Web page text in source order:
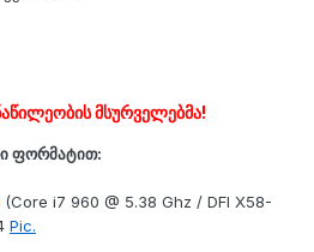
მსურველებმა!
ფორმატით:
(Core i7 960 @ 5.38 Ghz / DFI X58-
Pic.